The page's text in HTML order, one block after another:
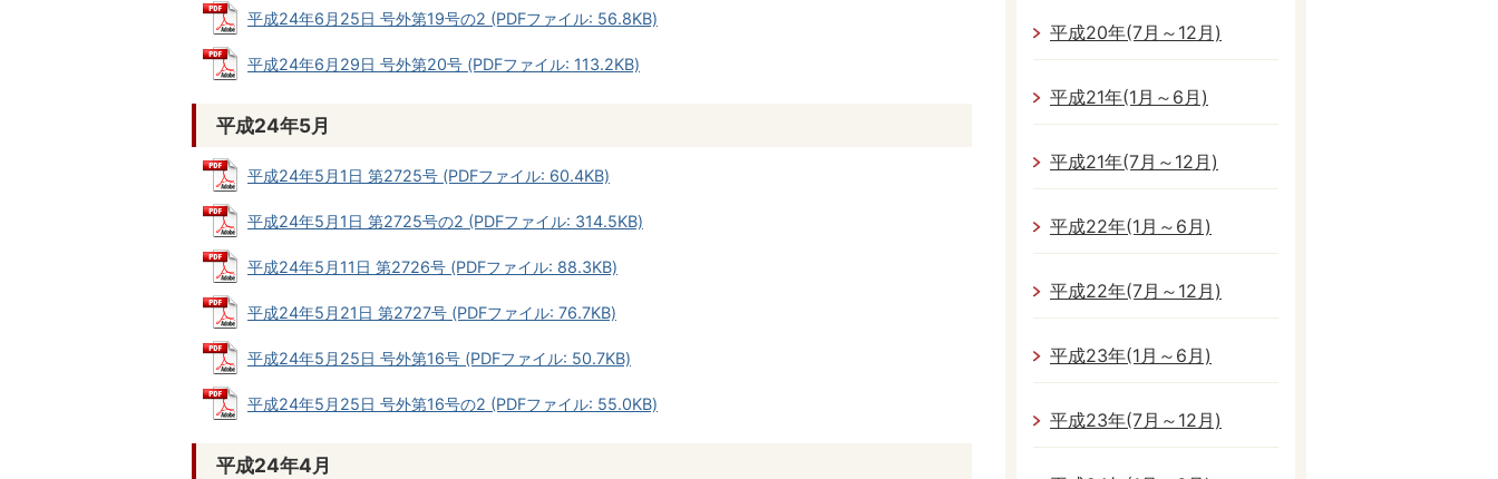
平成24年6月25日 号外第19号の2 (PDFファイル: 56.8KB)
平成24年6月29日 号外第20号 (PDFファイル: 113.2KB)
平成24年5月
平成24年5月1日 第2725号 (PDFファイル: 60.4KB)
平成24年5月1日 第2725号の2 (PDFファイル: 314.5KB)
平成24年5月11日 第2726号 (PDFファイル: 88.3KB)
平成24年5月21日 第2727号 (PDFファイル: 76.7KB)
平成24年5月25日 号外第16号 (PDFファイル: 50.7KB)
平成24年5月25日 号外第16号の2 (PDFファイル: 55.0KB)
平成24年4月
平成20年(7月～12月)
平成21年(1月～6月)
平成21年(7月～12月)
平成22年(1月～6月)
平成22年(7月～12月)
平成23年(1月～6月)
平成23年(7月～12月)